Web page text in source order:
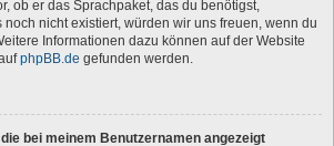
ob er das Sprachpaket, das du benötigst,
nicht existiert, würden wir uns freuen, wenn du
Informationen dazu können auf der Website
phpBB.de gefunden werden.
bei meinem Benutzernamen angezeigt